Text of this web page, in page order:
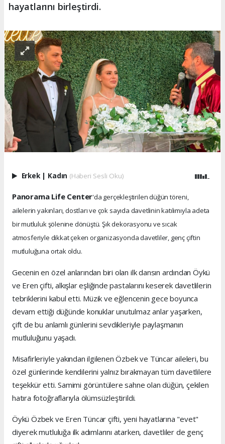
hayatlarını birleştirdi.
Erkek | Kadın (Haberi Sesli Oku)
Panorama Life Center'da gerçekleştirilen düğün töreni,
ailelerin yakınları, dostları ve çok sayıda davetlinin katılımıyla adeta
bir mutluluk şölenine dönüştü. Şık dekorasyonu ve sıcak
atmosferiyle dikkat çeken organizasyonda davetliler, genç çiftin
mutluluğuna ortak oldu.
Gecenin en özel anlarından biri olan ilk dansın ardından Öykü
ve Eren çifti, alkışlar eşliğinde pastalarını keserek davetlilerin
tebriklerini kabul etti. Müzik ve eğlencenin gece boyunca
devam ettiği düğünde konuklar unutulmaz anlar yaşarken,
çift de bu anlamlı günlerini sevdikleriyle paylaşmanın
mutluluğunu yaşadı.
Misafirleriyle yakından ilgilenen Özbek ve Tüncar aileleri, bu
özel günlerinde kendilerini yalnız bırakmayan tüm davetlilere
teşekkür etti. Samimi görüntülere sahne olan düğün, çekilen
hatıra fotoğraflarıyla ölümsüzleştirildi.
Öykü Özbek ve Eren Tüncar çifti, yeni hayatlarına "evet"
diyerek mutluluğa ilk adımlarını atarken, davetliler de genç